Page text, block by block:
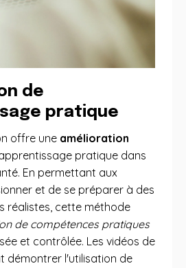
de
pratique
offre une amélioration
pratique dans
En permettant aux
et de se préparer à des
réalistes, cette méthode
de compétences pratiques
et contrôlée. Les vidéos de
démontrer l'utilisation de